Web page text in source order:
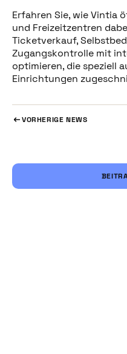
Erfahren Sie, wie Vintia
und Freizeitzentren
Ticketverkauf,
Zugangskontrolle mit
optimieren, die speziell
Einrichtungen
VORHERIGE NEWS